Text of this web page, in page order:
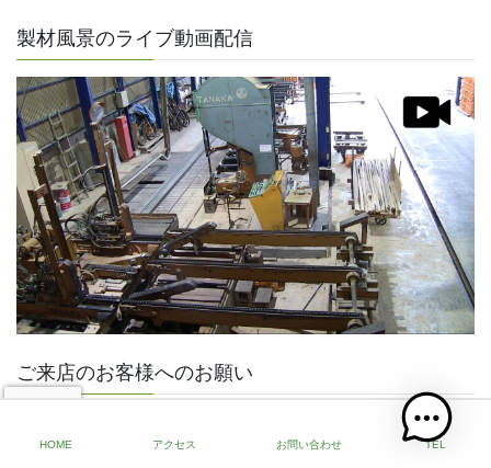
製材風景のライブ動画配信
ご来店のお客様へのお願い
HOME アクセス お問い合わせ TEL